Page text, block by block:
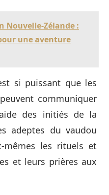
Nouvelle-Zélande :
une aventure
si puissant que les
communiquer
des initiés de la
adeptes du vaudou
mêmes les rituels et
et leurs prières aux